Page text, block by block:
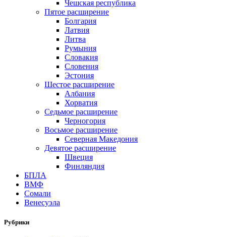
Чешская республика
Пятое расширение
Болгария
Латвия
Литва
Румыния
Словакия
Словения
Эстония
Шестое расширение
Албания
Хорватия
Седьмое расширение
Черногория
Восьмое расширение
Северная Македония
Девятое расширение
Швеция
Финляндия
БПЛА
ВМФ
Сомали
Венесуэла
Рубрики